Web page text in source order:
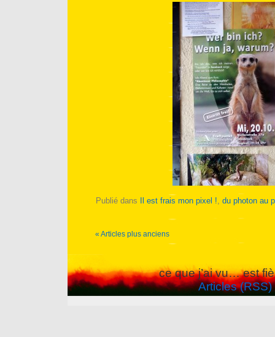
Publié dans Il est frais mon pixel !, du photon au
« Articles plus anciens
ce que j’ai vu… est
Articles (RSS)